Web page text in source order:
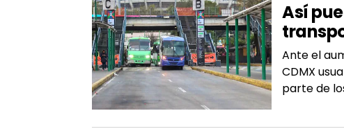
Así
Ante el
CDMX
parte de